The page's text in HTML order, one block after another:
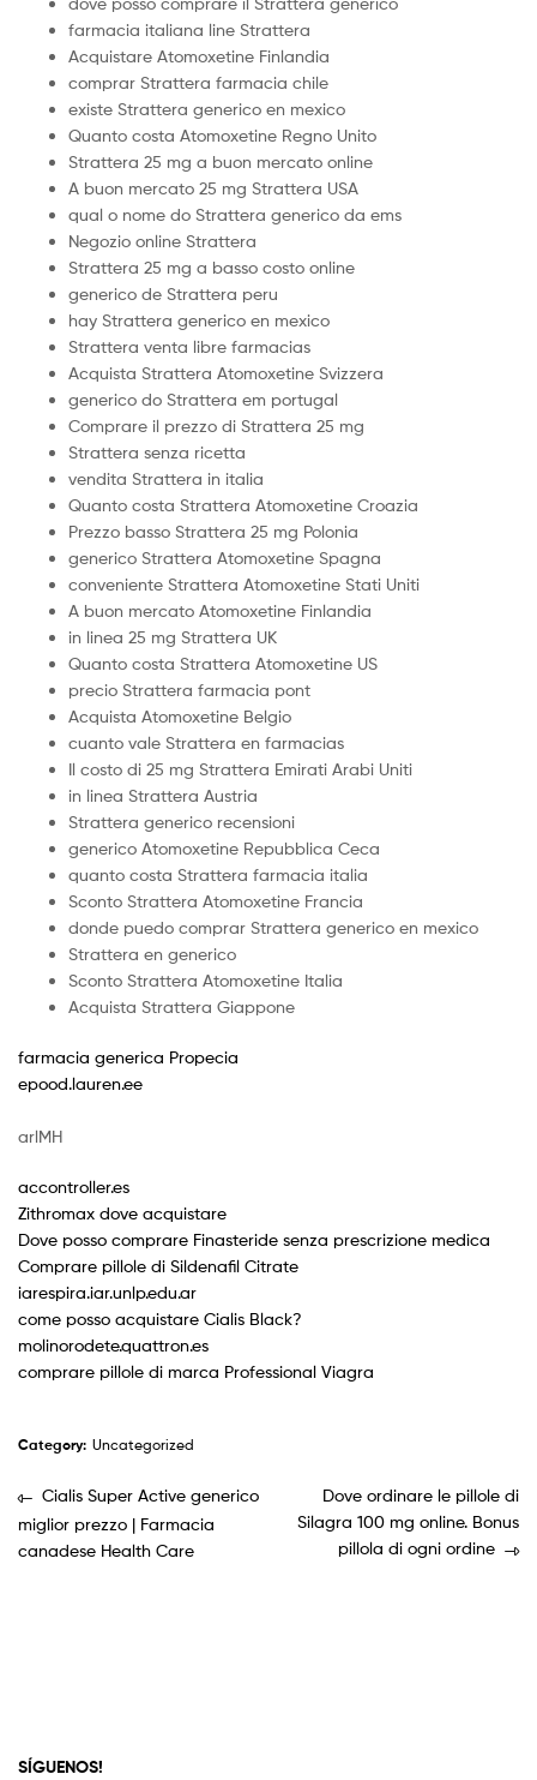
farmacia italiana line Strattera
Acquistare Atomoxetine Finlandia
comprar Strattera farmacia chile
existe Strattera generico en mexico
Quanto costa Atomoxetine Regno Unito
Strattera 25 mg a buon mercato online
A buon mercato 25 mg Strattera USA
qual o nome do Strattera generico da ems
Negozio online Strattera
Strattera 25 mg a basso costo online
generico de Strattera peru
hay Strattera generico en mexico
Strattera venta libre farmacias
Acquista Strattera Atomoxetine Svizzera
generico do Strattera em portugal
Comprare il prezzo di Strattera 25 mg
Strattera senza ricetta
vendita Strattera in italia
Quanto costa Strattera Atomoxetine Croazia
Prezzo basso Strattera 25 mg Polonia
generico Strattera Atomoxetine Spagna
conveniente Strattera Atomoxetine Stati Uniti
A buon mercato Atomoxetine Finlandia
in linea 25 mg Strattera UK
Quanto costa Strattera Atomoxetine US
precio Strattera farmacia pont
Acquista Atomoxetine Belgio
cuanto vale Strattera en farmacias
Il costo di 25 mg Strattera Emirati Arabi Uniti
in linea Strattera Austria
Strattera generico recensioni
generico Atomoxetine Repubblica Ceca
quanto costa Strattera farmacia italia
Sconto Strattera Atomoxetine Francia
donde puedo comprar Strattera generico en mexico
Strattera en generico
Sconto Strattera Atomoxetine Italia
Acquista Strattera Giappone
farmacia generica Propecia
epood.lauren.ee
arlMH
accontroller.es
Zithromax dove acquistare
Dove posso comprare Finasteride senza prescrizione medica
Comprare pillole di Sildenafil Citrate
iarespira.iar.unlp.edu.ar
come posso acquistare Cialis Black?
molinorodete.quattron.es
comprare pillole di marca Professional Viagra
Category: Uncategorized
Cialis Super Active generico
miglior prezzo | Farmacia
canadese Health Care
Dove ordinare le pillole di
Silagra 100 mg online. Bonus
pillola di ogni ordine
SÍGUENOS!